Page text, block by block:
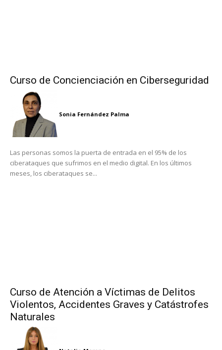
Curso de Concienciación en Ciberseguridad
Sonia Fernández Palma
Las personas somos la puerta de entrada en el 95% de los
ciberataques que sufrimos en el medio digital. En los últimos
meses, los ciberataques se...
Curso de Atención a Víctimas de Delitos
Violentos, Accidentes Graves y Catástrofes
Naturales